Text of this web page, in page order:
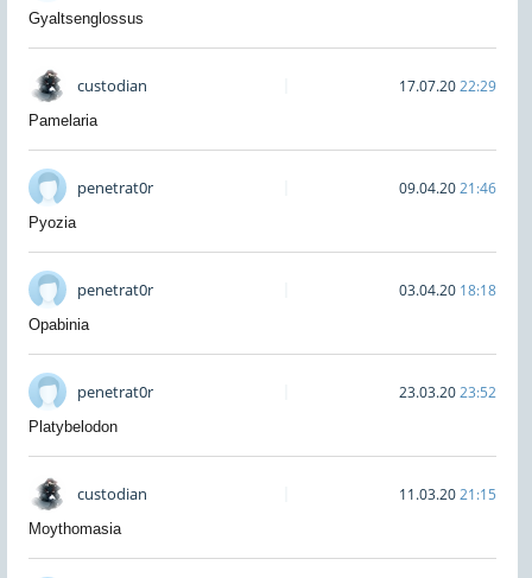
Gyaltsenglossus
custodian 17.07.2022:29
Pamelaria
penetrat0r 09.04.2021:46
Pyozia
penetrat0r 03.04.20 18:18
Opabinia
penetrat0r 23.03.2023:52
Platybelodon
custodian 11.03.2021:15
Moythomasia